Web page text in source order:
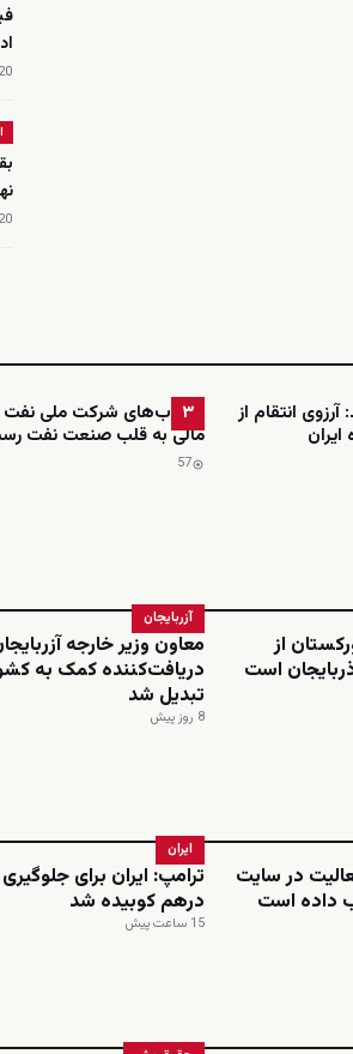
20 ساعت پیش
20 ساعت پیش
انتقام از
۳
حساب‌های شرکت ملی نفت
مالی به قلب صنعت نفت
57
از
است
آزربایجان
معاون وزیر خارجه
دریافت‌کننده کمک به
تبدیل شد
8 روز پیش
در سایت
داده است
ایران
ترامپ: ایران برای
درهم کوبیده شد
15 ساعت پیش